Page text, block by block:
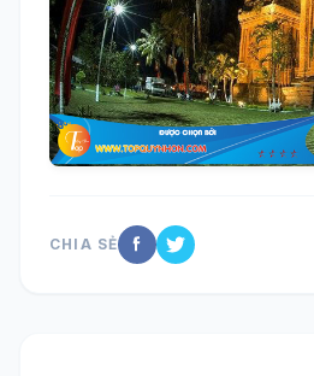
CHIA SẺ